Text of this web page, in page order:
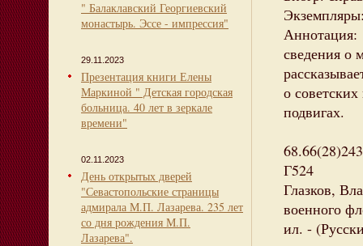
" Балаклавский Георгиевский
монастырь. Эссе - импрессия"
29.11.2023
Презентация книги Елены
Маркиной " Детская городская
больница. 40 лет в зеркале
времени"
02.11.2023
День открытых дверей
"Севастопольские страницы
адмирала М.П. Лазарева. 235 лет
со дня рождения М.П.
Лазарева".
Аннотация:
сведения о
о
подвигах.
Г524
Глазков,
военного
ил. -